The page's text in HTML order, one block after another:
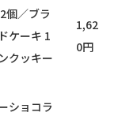
個／ブラ
ケーキ 1
クッキー
1,62
0円
ショコラ